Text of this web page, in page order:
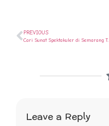
PREVIOUS
Cari Sunat Spektakuler di Semarang Tengah ? Ya di Rumah Sunat Semarang
Leave a Reply